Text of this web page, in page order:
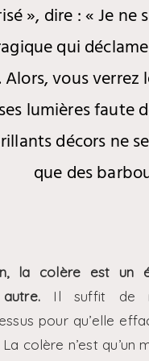
», dire : « Je ne
qui
Alors, vous verrez
lumières faute
décors ne
que des
la colère est un
Il suffit de
pour qu’elle
colère n’est qu’un